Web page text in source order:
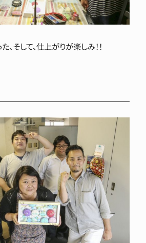
、そして、仕上がりが楽しみ！！